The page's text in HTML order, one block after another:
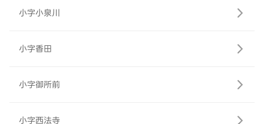
小字小泉川
小字香田
小字御所前
小字西法寺